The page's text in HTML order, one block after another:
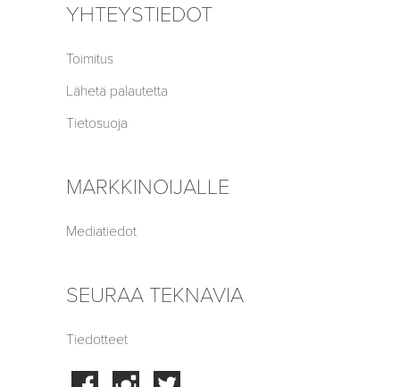
YHTEYSTIEDOT
Toimitus
Lähetä palautetta
Tietosuoja
MARKKINOIJALLE
Mediatiedot
SEURAA TEKNAVIA
Tiedotteet
FacebookInstagram